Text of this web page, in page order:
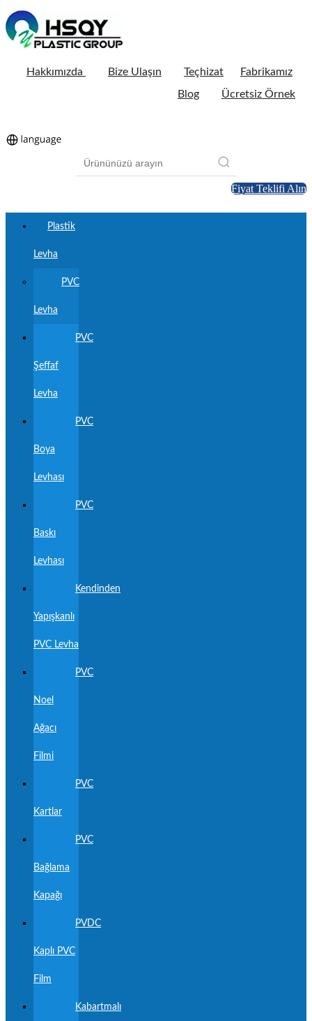
Hakkımızda Bize Ulaşın Teçhizat
Fabrikamız
Blog
Ücretsiz Örnek
Fiyat Teklifi Alın
Plastik
Levha
PVC
Levha
PVC
Şeffaf
Levha
PVC
Boya
Levhası
PVC
Baskı
Levhası
Kendinden
Yapışkanlı
PVC Levha
PVC
Noel
Ağacı
Filmi
PVC
Kartlar
PVC
Bağlama
Kapağı
PVDC
Kaplı PVC
Film
Kabartmalı